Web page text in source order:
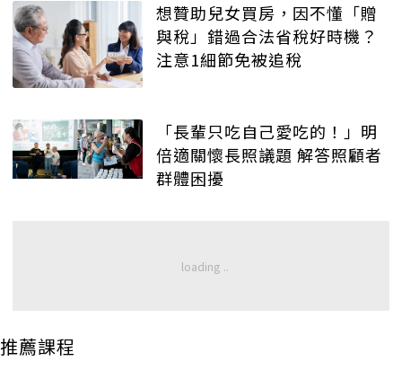
想贊助兒女買房，因不懂「贈
與稅」錯過合法省稅好時機？
注意1細節免被追稅
「長輩只吃自己愛吃的！」明
倍適關懷長照議題 解答照顧者
群體困擾
推薦課程